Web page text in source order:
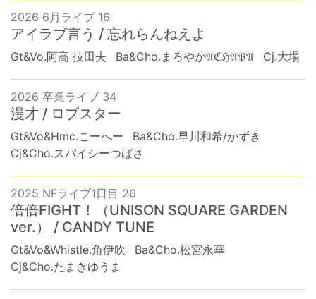
2026 6月ライブ 16
アイラブ言う / 忘れらんねえよ
Gt&Vo.阿高 技田夫 Ba&Cho.まろやか𝔄ℭℌ𝔄𝔓𝔄 Cj.大場
2026 卒業ライブ 34
漫才 / ロブスター
Gt&Vo&Hmc.こーへー
Ba&Cho.早川和希/かずき
Cj&Cho.スパイシーつばさ
2025 NFライブ1日目 26
倍倍FIGHT！（UNISON SQUARE GARDEN
ver.） / CANDY TUNE
Gt&Vo&Whistle.角伊吹
Ba&Cho.松宮永華
Cj&Cho.たまきゆうま